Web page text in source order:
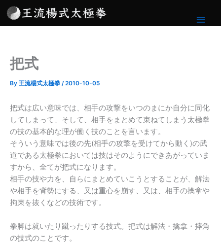
を
把式
By 王流楊式太極拳 /2010-10-05
把式は広い意味では、相手の攻撃をいつのまにか自分に同化
してしまって、そして、相手をまとめて束ねてしまう太極拳
の技の基本的な理が働く技のことを言います。
そういう意味では後の先(相手の攻撃を受けてから動く)の武
道である太極拳においては技はそのようにできあがっていま
すから、全てが把式になります。
相手の技や力を、自らにまとめていこうとすることが、解法
や相手を背勢にする、又は重心を崩す、又は、相手の擒拿や
拘束を抜くなどの技術です。
拳脚は就いたり蹴ったりする技式。把式は解法・擒拿・摔角
の技式のことです。